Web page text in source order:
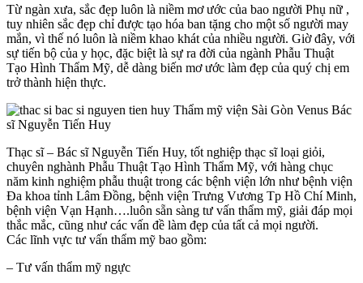
Từ ngàn xưa, sắc đẹp luôn là niềm mơ ước của bao người Phụ nữ ,
tuy nhiên sắc đẹp chỉ được tạo hóa ban tặng cho một số người may
mắn, vì thế nó luôn là niềm khao khát của nhiều người. Giờ đây, với
sự tiến bộ của y học, đặc biệt là sự ra đời của ngành Phẫu Thuật
Tạo Hình Thẩm Mỹ, dễ dàng biến mơ ước làm đẹp của quý chị em
trở thành hiện thực.
Thạc sĩ – Bác sĩ Nguyễn Tiến Huy, tốt nghiệp thạc sĩ loại giỏi,
chuyên nghành Phẫu Thuật Tạo Hình Thẩm Mỹ, với hàng chục
năm kinh nghiệm phẫu thuật trong các bệnh viện lớn như bệnh viện
Đa khoa tỉnh Lâm Đồng, bệnh viện Trưng Vương Tp Hồ Chí Minh,
bệnh viện Vạn Hạnh….luôn sẵn sàng tư vấn thẩm mỹ, giải đáp mọi
thắc mắc, cũng như các vấn đề làm đẹp của tất cả mọi người.
Các lĩnh vực tư vấn thẩm mỹ bao gồm:
– Tư vấn thẩm mỹ ngực